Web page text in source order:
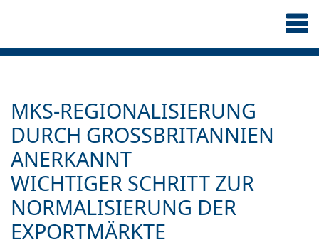
MKS-REGIONALISIERUNG
DURCH GROSSBRITANNIEN A
NERKANNT
WICHTIGER SCHRITT ZUR
NORMALISIERUNG DER
EXPORTMÄRKTE